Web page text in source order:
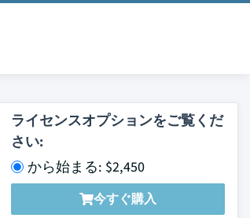
ライセンスオプションをご覧くだ
さい:
から始まる: $2,450
今すぐ購入